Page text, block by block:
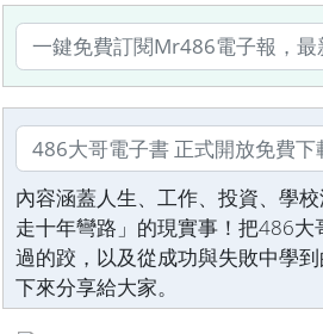
內容涵蓋人生、工作、投資、學
走十年彎路」的現實事！把486大
過的跤，以及從成功與失敗中學
下來分享給大家。